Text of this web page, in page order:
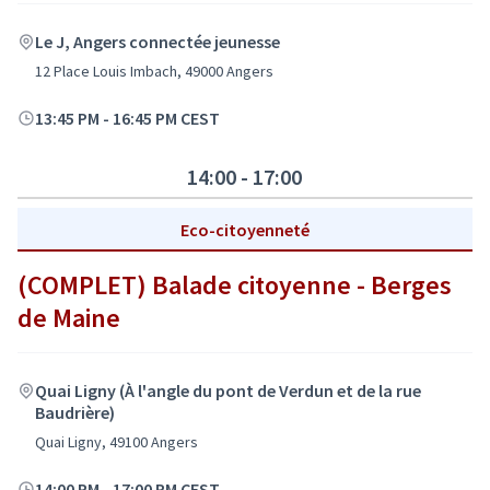
Le J, Angers connectée jeunesse
12 Place Louis Imbach, 49000 Angers
13:45 PM - 16:45 PM CEST
14:00 - 17:00
Eco-citoyenneté
(COMPLET) Balade citoyenne - Berges
de Maine
Quai Ligny (À l'angle du pont de Verdun et de la rue
Baudrière)
Quai Ligny, 49100 Angers